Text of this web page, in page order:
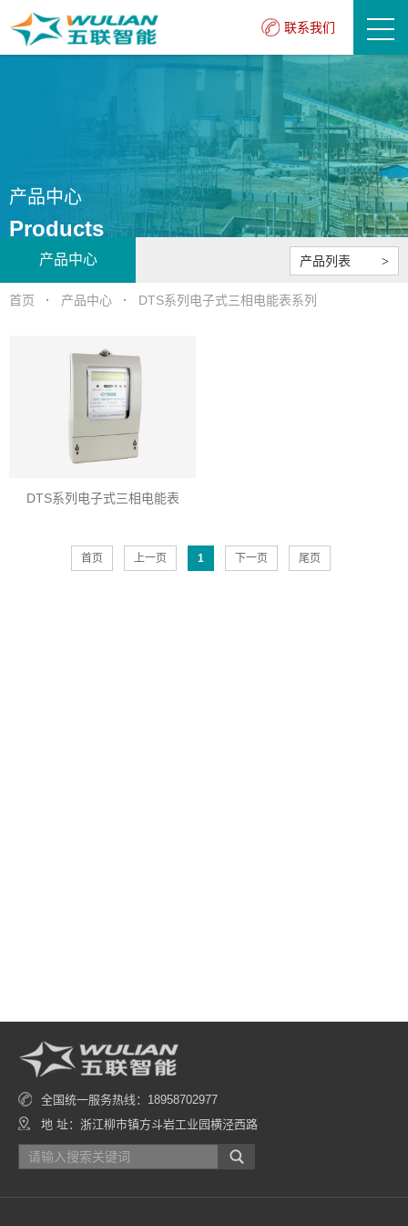
联系我们
产品中心
Products
产品中心 产品列表
首页 · 产品中心 · DTS系列电子式三相电能表系列
DTS系列电子式三相电能表
首页 上一页 1 下一页 尾页
全国统一服务热线：18958702977
地 址：浙江柳市镇方斗岩工业园横泾西路